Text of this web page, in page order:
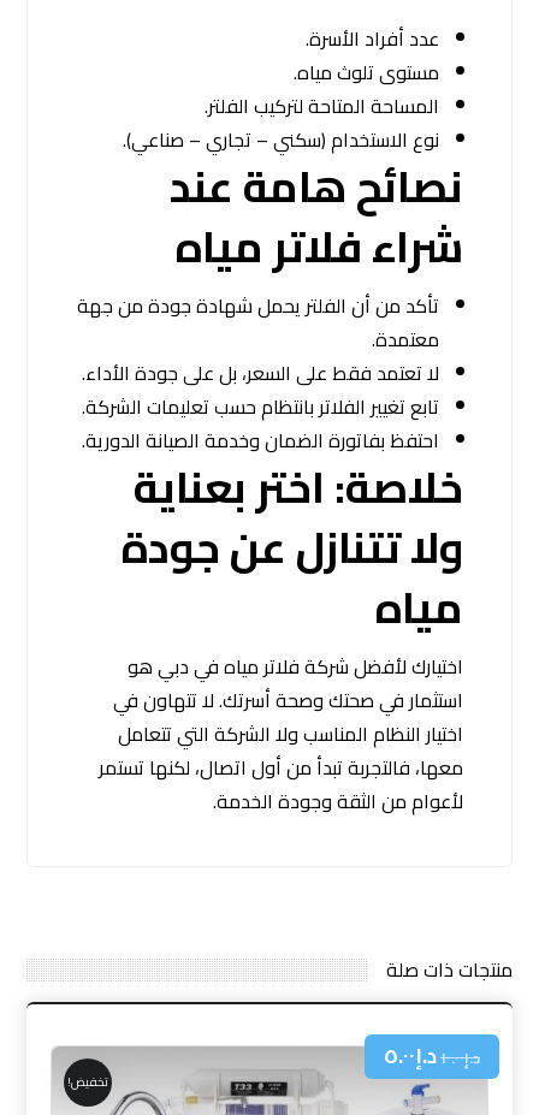
عدد أفراد الأسرة.
مستوى تلوث مياه.
المساحة المتاحة لتركيب الفلتر.
نوع الاستخدام (سكني – تجاري – صناعي).
نصائح هامة عند
شراء فلاتر مياه
تأكد من أن الفلتر يحمل شهادة جودة من جهة
معتمدة.
لا تعتمد فقط على السعر، بل على جودة الأداء.
تابع تغيير الفلاتر بانتظام حسب تعليمات الشركة.
احتفظ بفاتورة الضمان وخدمة الصيانة الدورية.
خلاصة: اختر بعناية
ولا تتنازل عن جودة
مياه
اختيارك لأفضل شركة فلاتر مياه في دبي هو
استثمار في صحتك وصحة أسرتك. لا تتهاون في
اختيار النظام المناسب ولا الشركة التي تتعامل
معها، فالتجربة تبدأ من أول اتصال، لكنها تستمر
لأعوام من الثقة وجودة الخدمة.
منتجات ذات صلة
د.إ١٠.٠٠د.إ٥.٠٠
تخفيض!